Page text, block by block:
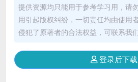
提供资源均只能用于参考学习用，请
用引起版权纠纷，一切责任均由使用
侵犯了原著者的合法权益，可联系我
登录后下载